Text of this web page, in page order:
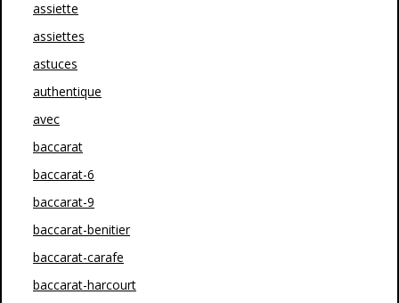
assiette
assiettes
astuces
authentique
avec
baccarat
baccarat-6
baccarat-9
baccarat-benitier
baccarat-carafe
baccarat-harcourt